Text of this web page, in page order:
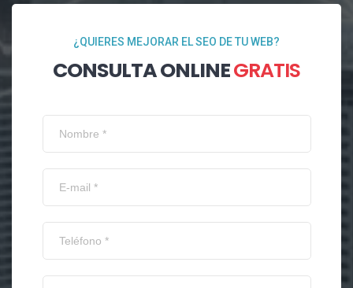
¿QUIERES MEJORAR EL SEO DE TU WEB?
CONSULTA ONLINEGRATIS